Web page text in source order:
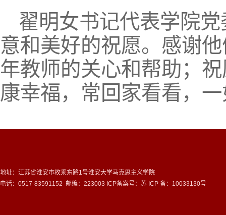
翟明女书记代表学院
意和美好的祝愿。感谢
年教师的关心和帮助；
康幸福，常回家看看，
地址：江苏省淮安市枚乘东路1号淮安大学马克思主义学院
电话：0517-83591152 邮编：223003 ICP备案号： 苏 ICP 备：10033130号